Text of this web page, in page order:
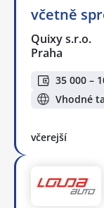
včetně
Quixy s.r.o.
Praha
35 000 –
Vhodné
včerejší